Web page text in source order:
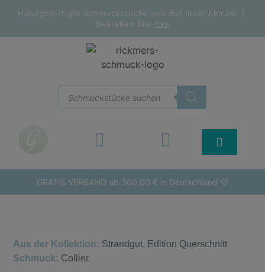
Handgefertigte Schmuckstücke von der Insel Amrum |
Bestellen Sie hier
GRATIS VERSAND ab 300,00 € in Deutschland ♡
Aus der Kollektion: Strandgut, Edition Querschnitt
Schmuck: Collier